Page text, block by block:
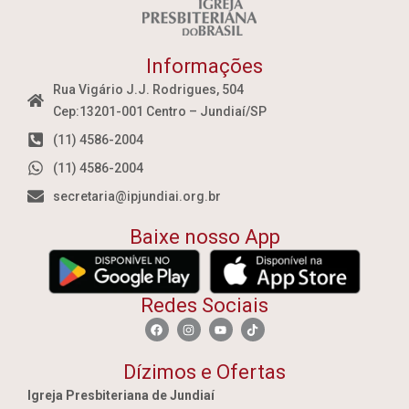
Informações
Rua Vigário J.J. Rodrigues, 504
Cep:13201-001 Centro – Jundiaí/SP
(11) 4586-2004
(11) 4586-2004
secretaria@ipjundiai.org.br
Baixe nosso App
Redes Sociais
Dízimos e Ofertas
Igreja Presbiteriana de Jundiaí